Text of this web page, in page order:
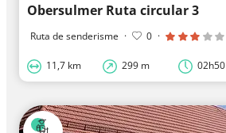
Obersulmer Ruta circular 3
Ruta de senderisme · 0 ·
11,7 km 299 m 02h50